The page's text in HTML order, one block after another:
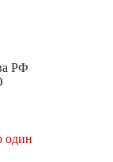
РФ
один